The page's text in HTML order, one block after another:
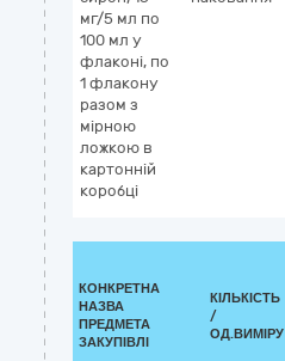
мг/5 мл по
100 мл у
флаконі, по
1 флакону
разом з
мірною
ложкою в
картонній
коробці
КОНКРЕТНА
НАЗВА
ПРЕДМЕТА
ЗАКУПІВЛІ
КІЛЬКІСТЬ
/
ОД.ВИМІРУ